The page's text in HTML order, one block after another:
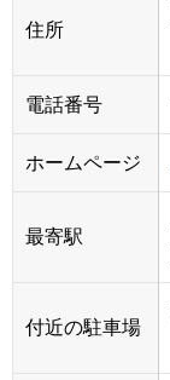
住所
電話番号
ホームページ
最寄駅
付近の駐車場